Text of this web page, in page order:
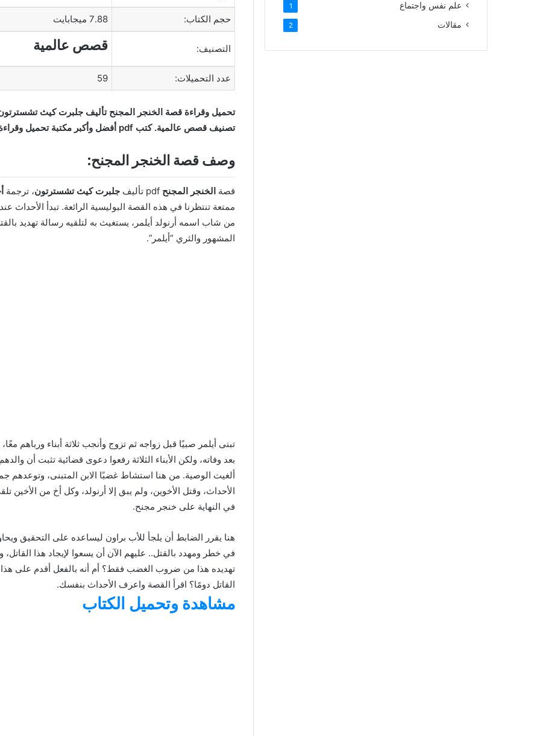
حجم الكتاب: 7.88 ميجابايت
التصنيف: قصص عالمية
عدد التحميلات: 59
تصنيف قصص عالمية. كتب pdf أفضل وأكبر مكتبة تحميل وقراءة كتب إلكترونية عربية مجانا.
وصف قصة الخنجر المجنح:
قصة الخنجر المجنح جلبرت كيث تشسترتون، ترجمة
ممتعة تنتظرنا في هذه القصة البوليسية الرائعة. تبدأ
من شاب اسمه أرنولد أيلمر، يستغيث به لتلقيه رسالة تهديد
المشهور والثري “أيلمر”.
تبنى أيلمر صبيًا قبل زواجه ثم تزوج وأنجب ثلاثة أبناء ورباهم
بعد وفاته، ولكن الأبناء الثلاثة رفعوا دعوى قضائية تثبت أن
ألغيت الوصية. من هنا استشاط غضبًا الابن المتبنى، وتوعدهم
الأحداث، وقتل الأخوين، ولم يبق إلا أرنولد، وكل أخ من الأخين
في النهاية على خنجر مجنح.
هنا يقرر الضابط أن يلجأ للأب براون ليساعده على التحقيق
في خطر ومهدد بالقتل.. عليهم الآن أن يسعوا لإيجاد هذا
تهديده هذا من ضروب الغضب فقط؟ أم أنه بالفعل أقدم على
القاتل دومًا؟ اقرأ القصة واعرف الأحداث بنفسك.
مشاهدة وتحميل الكتاب
علم نفس واجتماع 1
مقالات 2